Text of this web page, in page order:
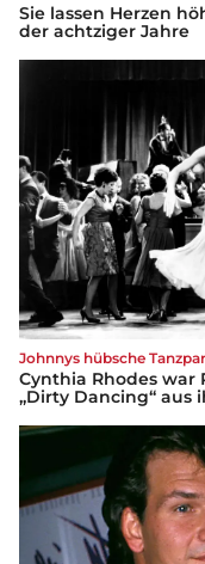
Sie lassen Herzen
der achtziger Jahre
Johnnys hübsche
Cynthia Rhodes war
„Dirty Dancing“ aus